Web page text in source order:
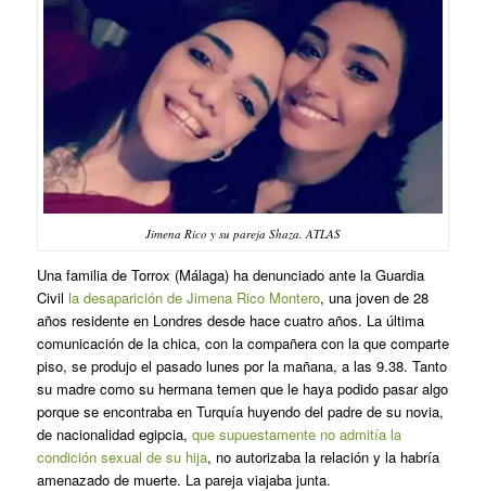
Jimena Rico y su pareja Shaza. ATLAS
Una familia de Torrox (Málaga) ha denunciado ante la Guardia
Civil la desaparición de Jimena Rico Montero, una joven de 28
años residente en Londres desde hace cuatro años. La última
comunicación de la chica, con la compañera con la que comparte
piso, se produjo el pasado lunes por la mañana, a las 9.38. Tanto
su madre como su hermana temen que le haya podido pasar algo
porque se encontraba en Turquía huyendo del padre de su novia,
de nacionalidad egipcia, que supuestamente no admitía la
condición sexual de su hija, no autorizaba la relación y la habría
amenazado de muerte. La pareja viajaba junta.